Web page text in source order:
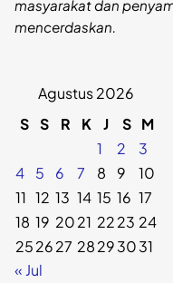
masyarakat dan
mencerdaskan.
Agustus 2026
S S R K J S M
1
2
3
4
5 6 7 8 9
10
11 12 13 14 15 16 17
18 19 2021 2223 24
252627 28293031
« Jul